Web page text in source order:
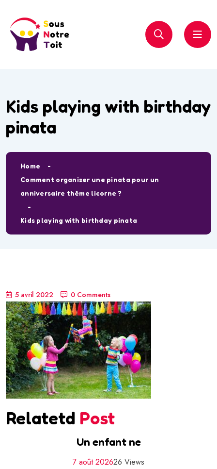
Kids playing with birthday
pinata
Home
Comment organiser une pinata pour un
anniversaire thème licorne ?
Kids playing with birthday pinata
5 avril 2022 0 Comments
Relatetd Post
Un enfant ne
7 août 202626 Views